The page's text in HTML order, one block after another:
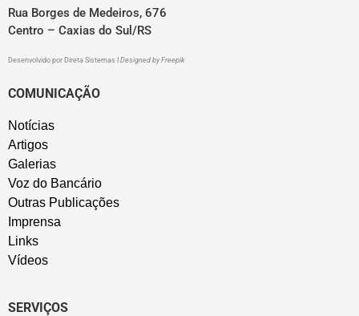
Rua Borges de Medeiros, 676
Centro – Caxias do Sul/RS
Desenvolvido por Direta Sistemas Designed by Freepik
COMUNICAÇÃO
Notícias
Artigos
Galerias
Voz do Bancário
Outras Publicações
Imprensa
Links
Vídeos
SERVIÇOS